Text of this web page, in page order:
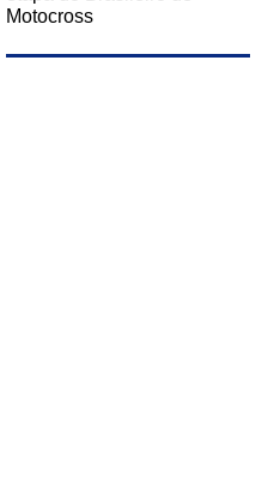
Motocross